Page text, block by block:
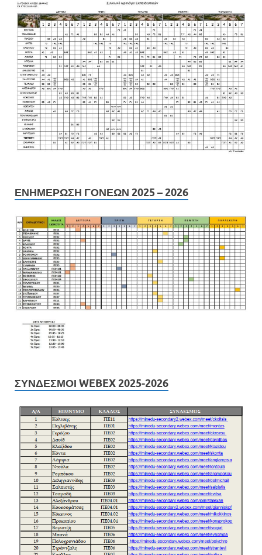
ΕΝΗΜΕΡΩΣΗ ΓΟΝΕΩΝ 2025 – 2026
ΣΎΝΔΕΣΜΟΙ WEBEX 2025-2026